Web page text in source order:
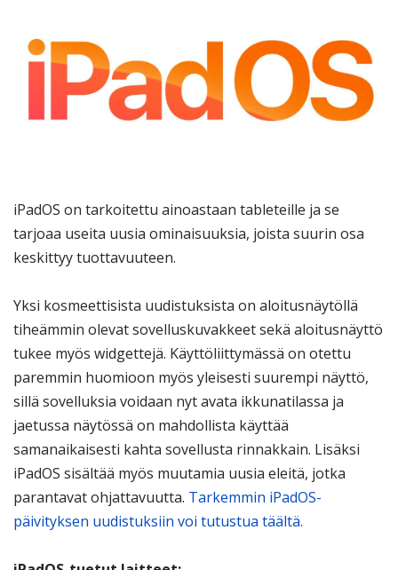
iPadOS on tarkoitettu ainoastaan tableteille ja se
tarjoaa useita uusia ominaisuuksia, joista suurin osa
keskittyy tuottavuuteen.
Yksi kosmeettisista uudistuksista on aloitusnäytöllä
tiheämmin olevat sovelluskuvakkeet sekä aloitusnäyttö
tukee myös widgettejä. Käyttöliittymässä on otettu
paremmin huomioon myös yleisesti suurempi näyttö,
sillä sovelluksia voidaan nyt avata ikkunatilassa ja
jaetussa näytössä on mahdollista käyttää
samanaikaisesti kahta sovellusta rinnakkain. Lisäksi
iPadOS sisältää myös muutamia uusia eleitä, jotka
parantavat ohjattavuutta. Tarkemmin iPadOS-
päivityksen uudistuksiin voi tutustua täältä.